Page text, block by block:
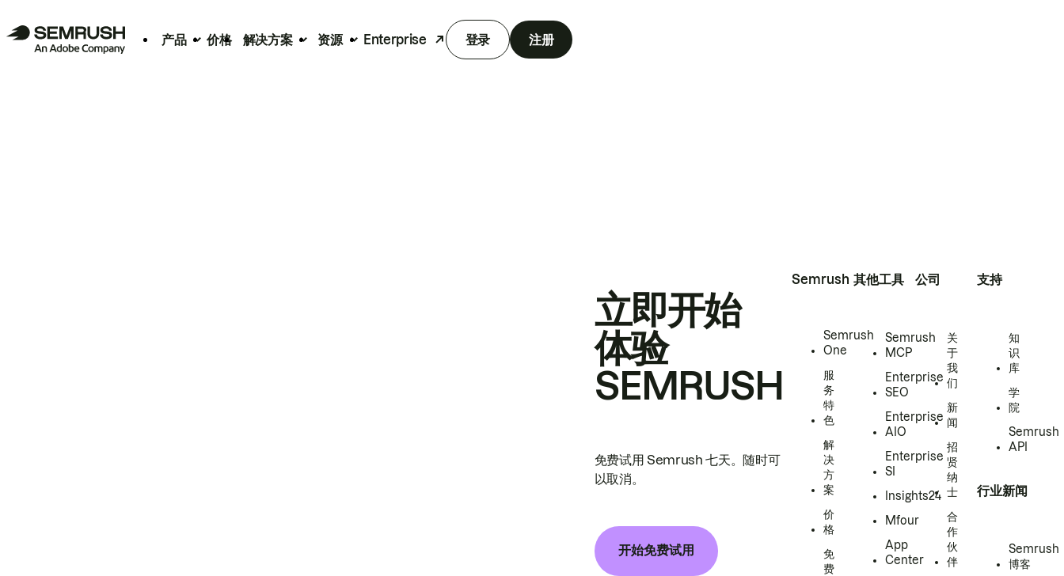
产品 价格 解决方案 资源 Enterprise 登录 注册
立即开始
体验
SEMRUSH
免费试用 Semrush 七天。随时可
以取消。
开始免费试用
Semrush
Semrush
One
服
务
特
色
解
决
方
案
价
格
免
费
其他工具
Semrush
MCP
Enterprise
SEO
Enterprise
AIO
Enterprise
SI
Insights24
Mfour
App
Center
公司
关
于
我
们
新
闻
招
贤
纳
士
合
作
伙
伴
支持
知
识
库
学
院
Semrush
API
行业新闻
Semrush
博客